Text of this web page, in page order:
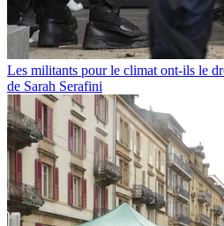
Les militants pour le climat ont-ils le
de Sarah Serafini